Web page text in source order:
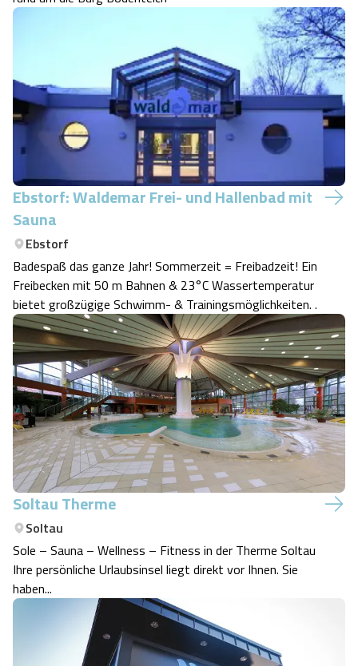
Ebstorf: Waldemar Frei- und Hallenbad mit
Sauna
Ebstorf
Badespaß das ganze Jahr! Sommerzeit = Freibadzeit! Ein
Freibecken mit 50 m Bahnen & 23°C Wassertemperatur
bietet großzügige Schwimm- & Trainingsmöglichkeiten. .
Soltau Therme
Soltau
Sole – Sauna – Wellness – Fitness in der Therme Soltau
Ihre persönliche Urlaubsinsel liegt direkt vor Ihnen. Sie
haben...